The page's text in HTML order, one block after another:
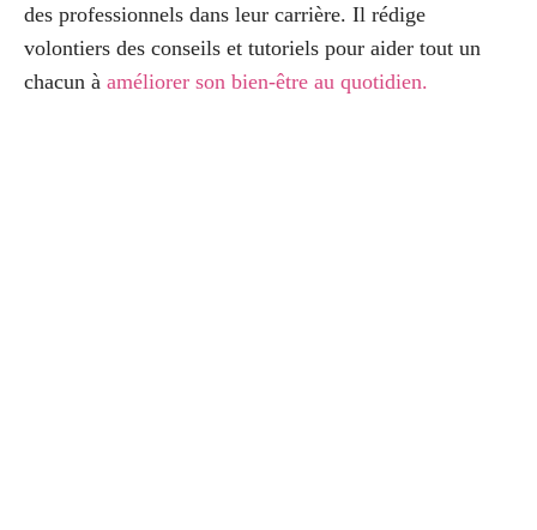
des professionnels dans leur carrière. Il rédige
volontiers des conseils et tutoriels pour aider tout un
chacun à améliorer son bien-être au quotidien.